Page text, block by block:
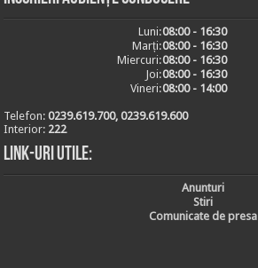
Luni:08:00 - 16:30
Marți:08:00 - 16:30
Miercuri:08:00 - 16:30
Joi:08:00 - 16:30
Vineri:08:00 - 14:00
Telefon:0239.619.700, 0239.619.600
Interior: 222
Link-uri utile:
Anunturi
Stiri
Comunicate de presa